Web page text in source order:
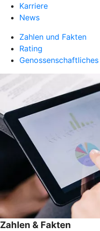
Karriere
News
Zahlen und Fakten
Rating
Zahlen & Fakten